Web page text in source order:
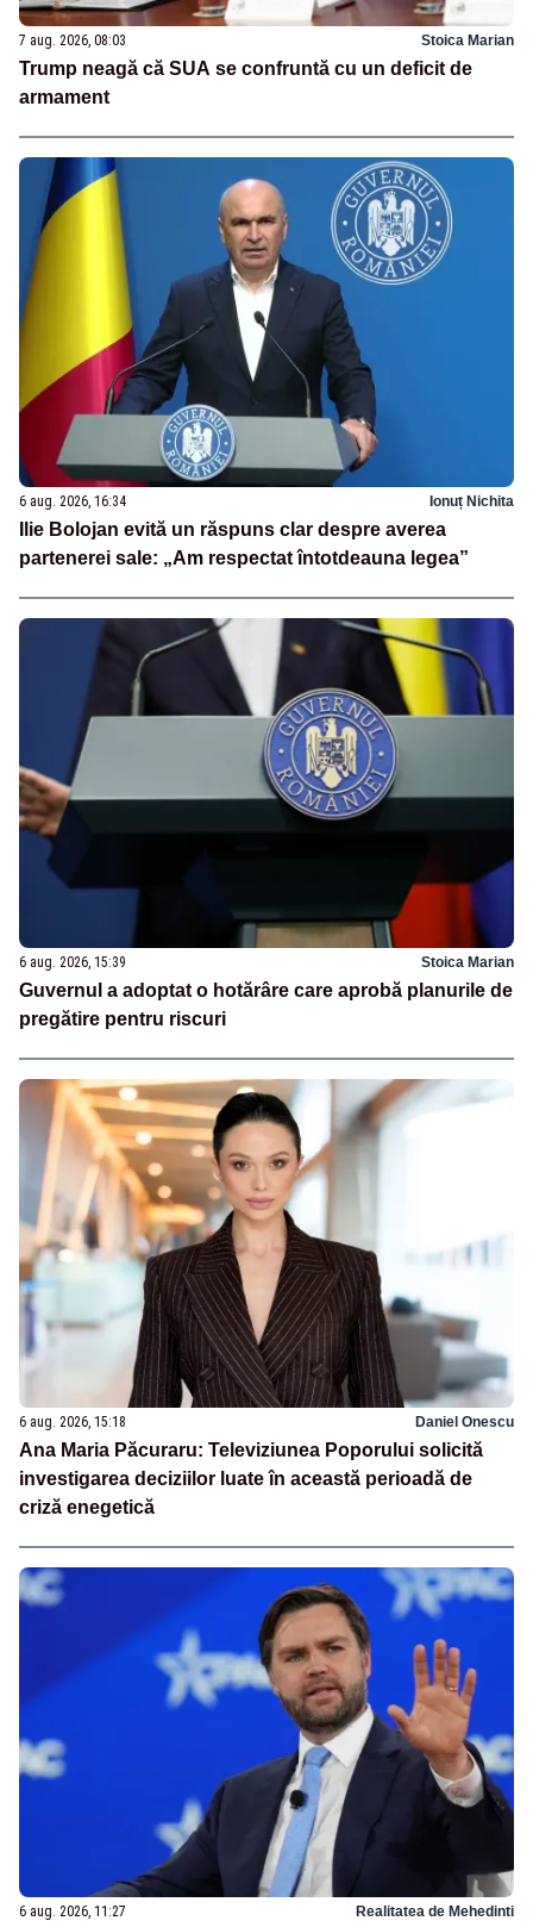
7 aug. 2026, 08:03 Stoica Marian
Trump neagă că SUA se confruntă cu un deficit de
armament
6 aug. 2026, 16:34 Ionuț Nichita
Ilie Bolojan evită un răspuns clar despre averea
partenerei sale: „Am respectat întotdeauna legea”
6 aug. 2026, 15:39 Stoica Marian
Guvernul a adoptat o hotărâre care aprobă planurile de
pregătire pentru riscuri
6 aug. 2026, 15:18 Daniel Onescu
Ana Maria Păcuraru: Televiziunea Poporului solicită
investigarea deciziilor luate în această perioadă de
criză enegetică
6 aug. 2026, 11:27 Realitatea de Mehedinti